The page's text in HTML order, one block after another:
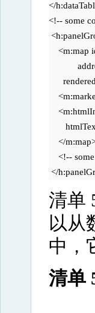
</
<!-- some
</
<!--
</
清单
以从
中，
清单